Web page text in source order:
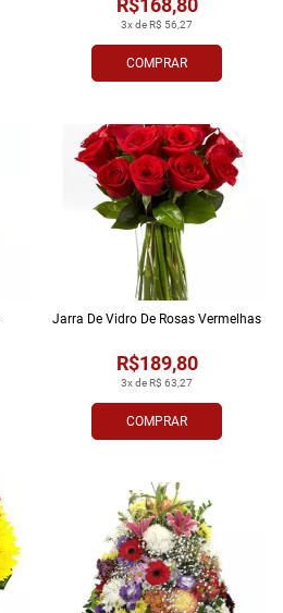
COMPRAR
3x de R$ 56,27
R$168,80
COMPRAR
3x de R$ 63,27
R$189,80
Jarra De Vidro De Rosas Vermelhas